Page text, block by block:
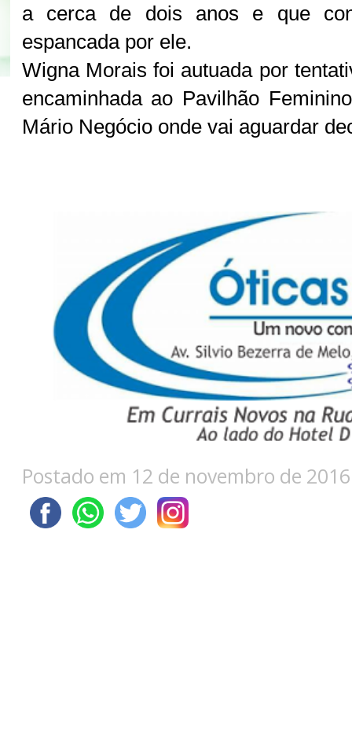
a cerca de dois anos e que
espancada por ele.
Wigna Morais foi autuada por
encaminhada ao Pavilhão
Mário Negócio onde vai aguardar
Postado em 12 de novembro de 2016